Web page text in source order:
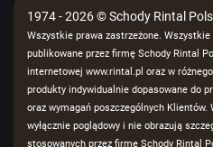
1974 - 2026 © Schody Rintal
Wszystkie prawa zastrzeżone.
publikowane przez firmę Schody Rintal
internetowej www.rintal.pl oraz w
produkty indywidualnie dopasowane do
oraz wymagań poszczególnych
wyłącznie poglądowy i nie obrazują
stosowanych przez firmę Schody Rintal